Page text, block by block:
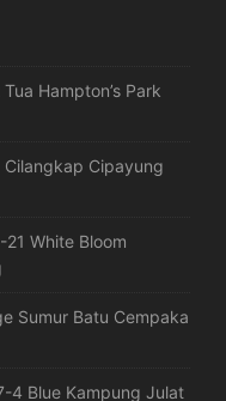
Hampton’s Park
Cipayung
White Bloom
Sumur Batu Cempaka
4 Blue Kampung Julat